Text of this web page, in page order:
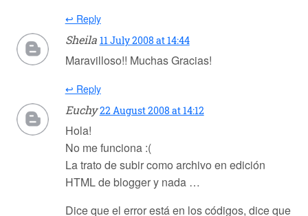
↩ Reply
Sheila 11 July 2008 at 14:44
Maravilloso!! Muchas Gracias!
↩ Reply
Euchy 22 August 2008 at 14:12
Hola!
No me funciona :(
La trato de subir como archivo en edición
HTML de blogger y nada …
Dice que el error está en los códigos, dice que